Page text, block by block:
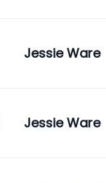
Jessie Ware
Jessie Ware